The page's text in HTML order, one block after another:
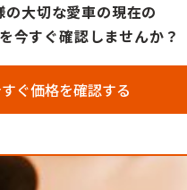
の大切な愛車の現在の
今すぐ確認しませんか？
ぐ価格を確認する